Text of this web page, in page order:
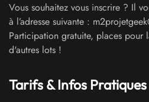
Vous souhaitez vous inscrire ? Il
à l’adresse suivante :
Participation gratuite, places pour
d'autres lots !
Tarifs & Infos Pratiques